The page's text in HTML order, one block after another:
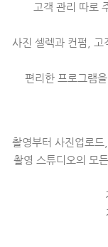
고객 관리 따로
사진 셀렉과 컨펌, 고
편리한 프로그램
촬영부터 사진업로
촬영 스튜디오의 모